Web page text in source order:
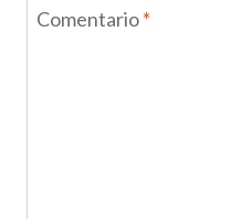
Comentario*